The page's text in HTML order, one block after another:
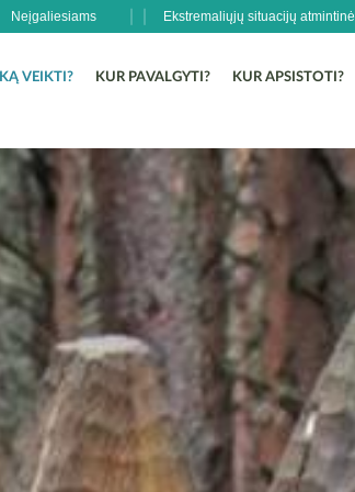
Ekstremaliųjų situacijų atmintinė
Neįgaliesiams
KĄ VEIKTI? KUR PAVALGYTI? KUR APSISTOTI?